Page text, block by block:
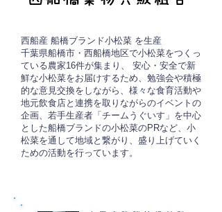
西船産 船橋ブランド小松菜 を生産
千葉県船橋市・西船橋地区で小松菜をつくっ
ている農家16件が集まり、 安心・安全で新
鮮な小松菜をお届けするため、勉強会や積極
的な意見交換をしながら、様々な食育活動や
地元飲食店と連携を取りながらのイベントの
企画、若手生産者「チームうぐいす」を中心
とした船橋ブランドの小松菜のPRなど、小
松菜を通して地域と繋がり、盛り上げていく
ための活動を行っています。